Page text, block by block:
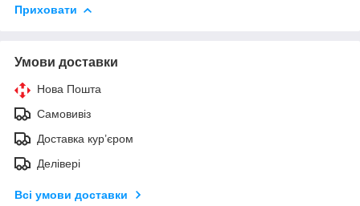
Приховати
Умови доставки
Нова Пошта
Самовивіз
Доставка кур’єром
Делівері
Всі умови доставки